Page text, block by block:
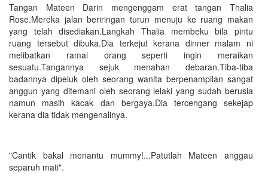
Tangan Mateen Darin mengenggam erat tangan Thalia
Rose.Mereka jalan beriringan turun menuju ke ruang makan
yang telah disediakan.Langkah Thalia membeku bila pintu
ruang tersebut dibuka.Dia terkejut kerana dinner malam ni
melibatkan ramai orang seperti ingin meraikan
sesuatu.Tangannya sejuk menahan debaran.Tiba-tiba
badannya dipeluk oleh seorang wanita berpenampilan sangat
anggun yang ditemani oleh seorang lelaki yang sudah berusia
namun masih kacak dan bergaya.Dia tercengang sekejap
kerana dia tidak mengenalinya.
"Cantik bakal menantu mummy!...Patutlah Mateen anggau
separuh mati".